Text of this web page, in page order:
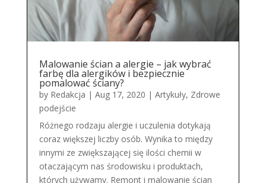
Malowanie ścian a alergie – jak wybrać
farbę dla alergików i bezpiecznie
pomalować ściany?
by Redakcja | Aug 17, 2020 | Artykuły, Zdrowe
podejście
Różnego rodzaju alergie i uczulenia dotykają
coraz większej liczby osób. Wynika to między
innymi ze zwiększającej się ilości chemii w
otaczającym nas środowisku i produktach,
których używamy. Remont i malowanie ścian